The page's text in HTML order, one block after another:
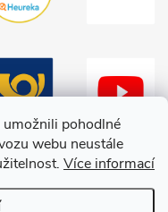
umožnili pohodlné
webu neustále
Více informací